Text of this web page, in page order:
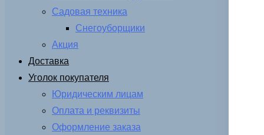
Садовая техника
Снегоуборщики
Акция
Доставка
Уголок покупателя
Юридическим лицам
Оплата и реквизиты
Оформление заказа